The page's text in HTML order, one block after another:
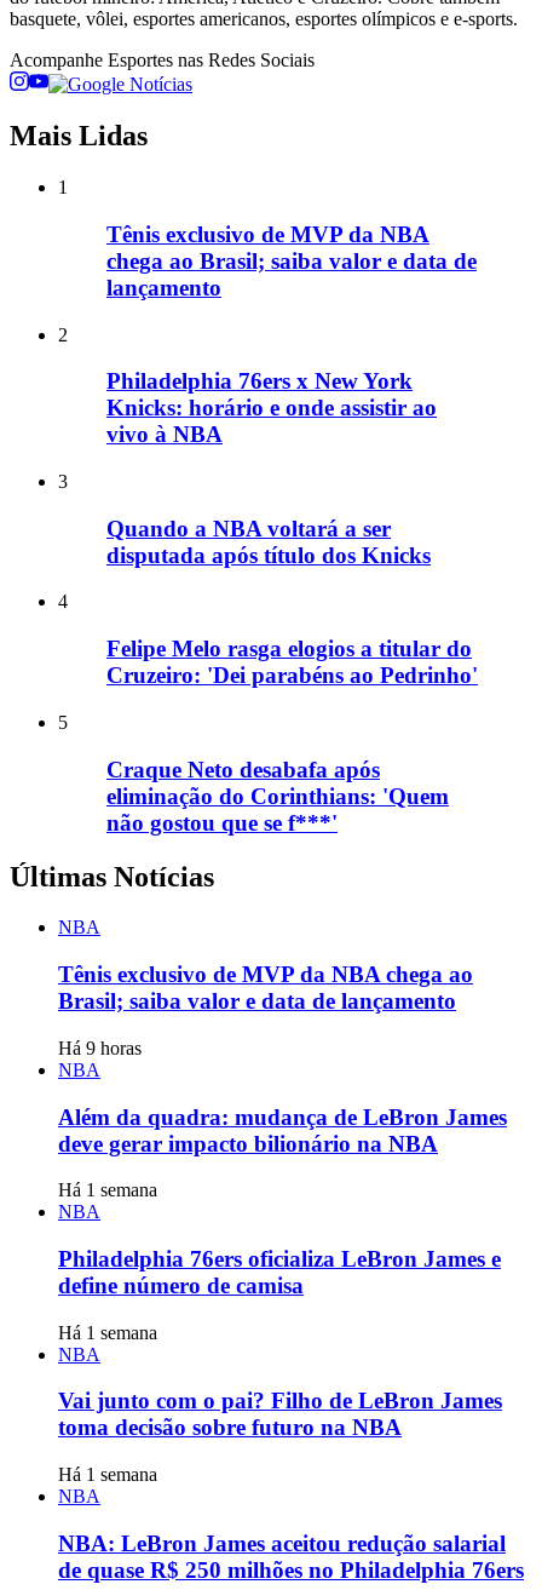
basquete, vôlei, esportes americanos, esportes olímpicos e e-sports.
Acompanhe Esportes nas Redes Sociais
Mais Lidas
1
Tênis exclusivo de MVP da NBA
chega ao Brasil; saiba valor e data de
lançamento
2
Philadelphia 76ers x New York
Knicks: horário e onde assistir ao
vivo à NBA
3
Quando a NBA voltará a ser
disputada após título dos Knicks
4
Felipe Melo rasga elogios a titular do
Cruzeiro: 'Dei parabéns ao Pedrinho'
5
Craque Neto desabafa após
eliminação do Corinthians: 'Quem
não gostou que se f***'
Últimas Notícias
NBA
Tênis exclusivo de MVP da NBA chega ao
Brasil; saiba valor e data de lançamento
Há 9 horas
NBA
Além da quadra: mudança de LeBron James
deve gerar impacto bilionário na NBA
Há 1 semana
NBA
Philadelphia 76ers oficializa LeBron James e
define número de camisa
Há 1 semana
NBA
Vai junto com o pai? Filho de LeBron James
toma decisão sobre futuro na NBA
Há 1 semana
NBA
NBA: LeBron James aceitou redução salarial
de quase R$ 250 milhões no Philadelphia 76ers